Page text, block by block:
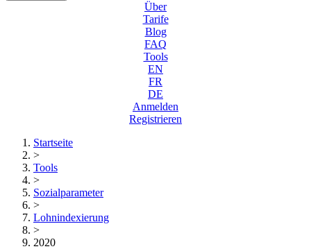
Über
Tarife
Blog
FAQ
Tools
EN
FR
DE
Anmelden
Registrieren
Startseite
>
Tools
>
Sozialparameter
>
Lohnindexierung
>
2020